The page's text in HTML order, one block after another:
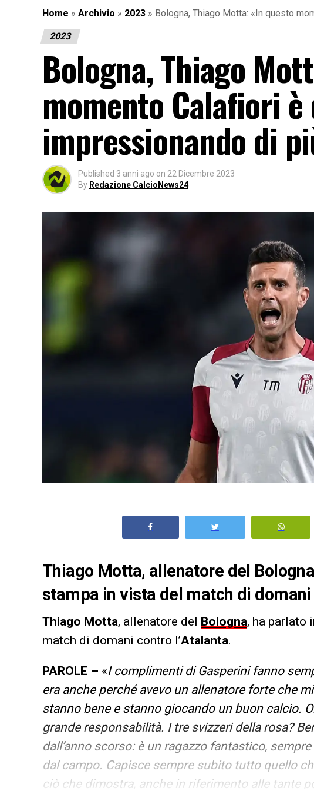
Home » Archivio » 2023 » Bologna, Thiago Motta: «In questo
2023
Bologna, Thiago
momento Calafiori
impressionando di
Published 3 anni ago on 22 Dicembre 2023
By Redazione CalcioNews24
Thiago Motta, allenatore del
stampa in vista del match di domani
Thiago Motta, allenatore del Bologna, ha parlato
match di domani contro l’Atalanta.
PAROLE – «I complimenti di Gasperini fanno
era anche perché avevo un allenatore forte che
stanno bene e stanno giocando un buon calcio.
grande responsabilità. I tre svizzeri della rosa?
dall’anno scorso: è un ragazzo fantastico,
dal campo. Capisce sempre subito tutto quello
ciò che dimostra, anche in riferimento alle tante